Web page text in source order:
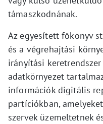
támaszkodnának.
Az egyesített főkönyv
és a végrehajtási
irányítási
adatkörnyezet
információk digitális
partíciókban,
szervek üzemeltetnek